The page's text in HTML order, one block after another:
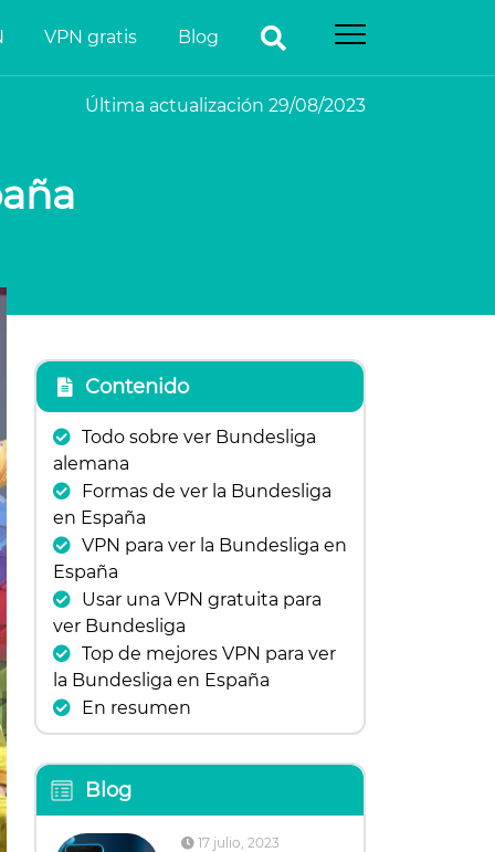
VPN gratis Blog
Última actualización 29/08/2023
Contenido
Todo sobre ver Bundesliga
alemana
Formas de ver la Bundesliga
en España
VPN para ver la Bundesliga en
España
Usar una VPN gratuita para
ver Bundesliga
Top de mejores VPN para ver
la Bundesliga en España
En resumen
Blog
17 julio, 2023